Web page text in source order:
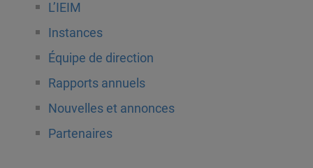
L’IEIM
Instances
Équipe de direction
Rapports annuels
Nouvelles et annonces
Partenaires